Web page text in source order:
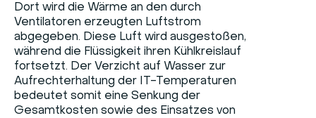
Dort wird die Wärme an den durch
Ventilatoren erzeugten Luftstrom
abgegeben. Diese Luft wird ausgestoßen,
während die Flüssigkeit ihren Kühlkreislauf
fortsetzt. Der Verzicht auf Wasser zur
Aufrechterhaltung der IT-Temperaturen
bedeutet somit eine Senkung der
Gesamtkosten sowie des Einsatzes von